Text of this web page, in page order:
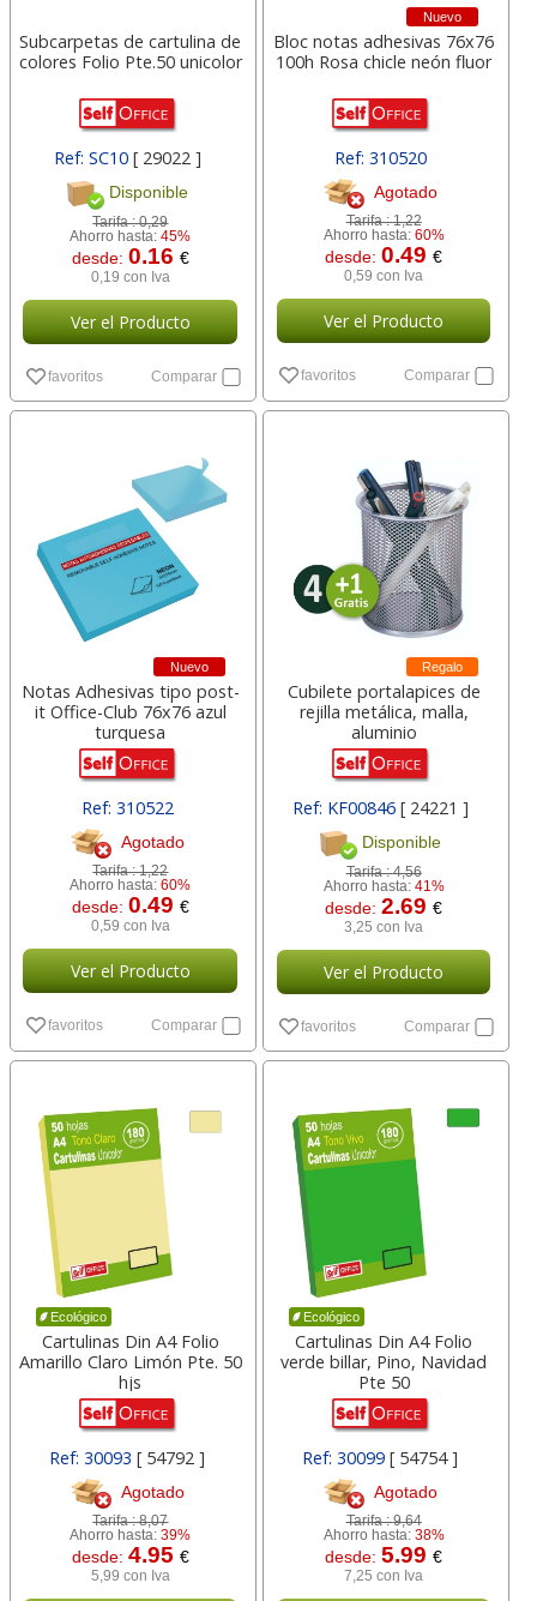
Subcarpetas de cartulina de
colores Folio Pte.50 unicolor
Ref: SC10 [ 29022 ]
Disponible
Tarifa :0,29
Ahorro hasta:45%
desde: 0.16 €
0,19 con Iva
Ver el Producto
favoritos Comparar
Nuevo
Bloc notas adhesivas 76x76
100h Rosa chicle neón fluor
Ref: 310520
Agotado
Tarifa :1,22
Ahorro hasta: 60%
desde:0.49€
0,59 con Iva
Ver el Producto
favoritos Comparar
Nuevo
Notas Adhesivas tipo post-
it Office-Club 76x76 azul
turquesa
Ref: 310522
Agotado
Tarifa :1,22
Ahorro hasta:60%
desde: 0.49 €
0,59 con Iva
Ver el Producto
favoritos Comparar
Regalo
Cubilete portalapices de
rejilla metálica, malla,
aluminio
Ref: KF00846 [ 24221 ]
Disponible
Tarifa :4,56
Ahorro hasta: 41%
desde:2.69€
3,25 con Iva
Ver el Producto
favoritos Comparar
Ecológico
Cartulinas Din A4 Folio
Amarillo Claro Limón Pte. 50
hjs
Ref: 30093[ 54792 ]
Agotado
Tarifa :8,07
Ahorro hasta:39%
desde: 4.95 €
5,99 con Iva
Ecológico
Cartulinas Din A4 Folio
verde billar, Pino, Navidad
Pte 50
Ref: 30099[ 54754 ]
Agotado
Tarifa :9,64
Ahorro hasta: 38%
desde:5.99€
7,25 con Iva